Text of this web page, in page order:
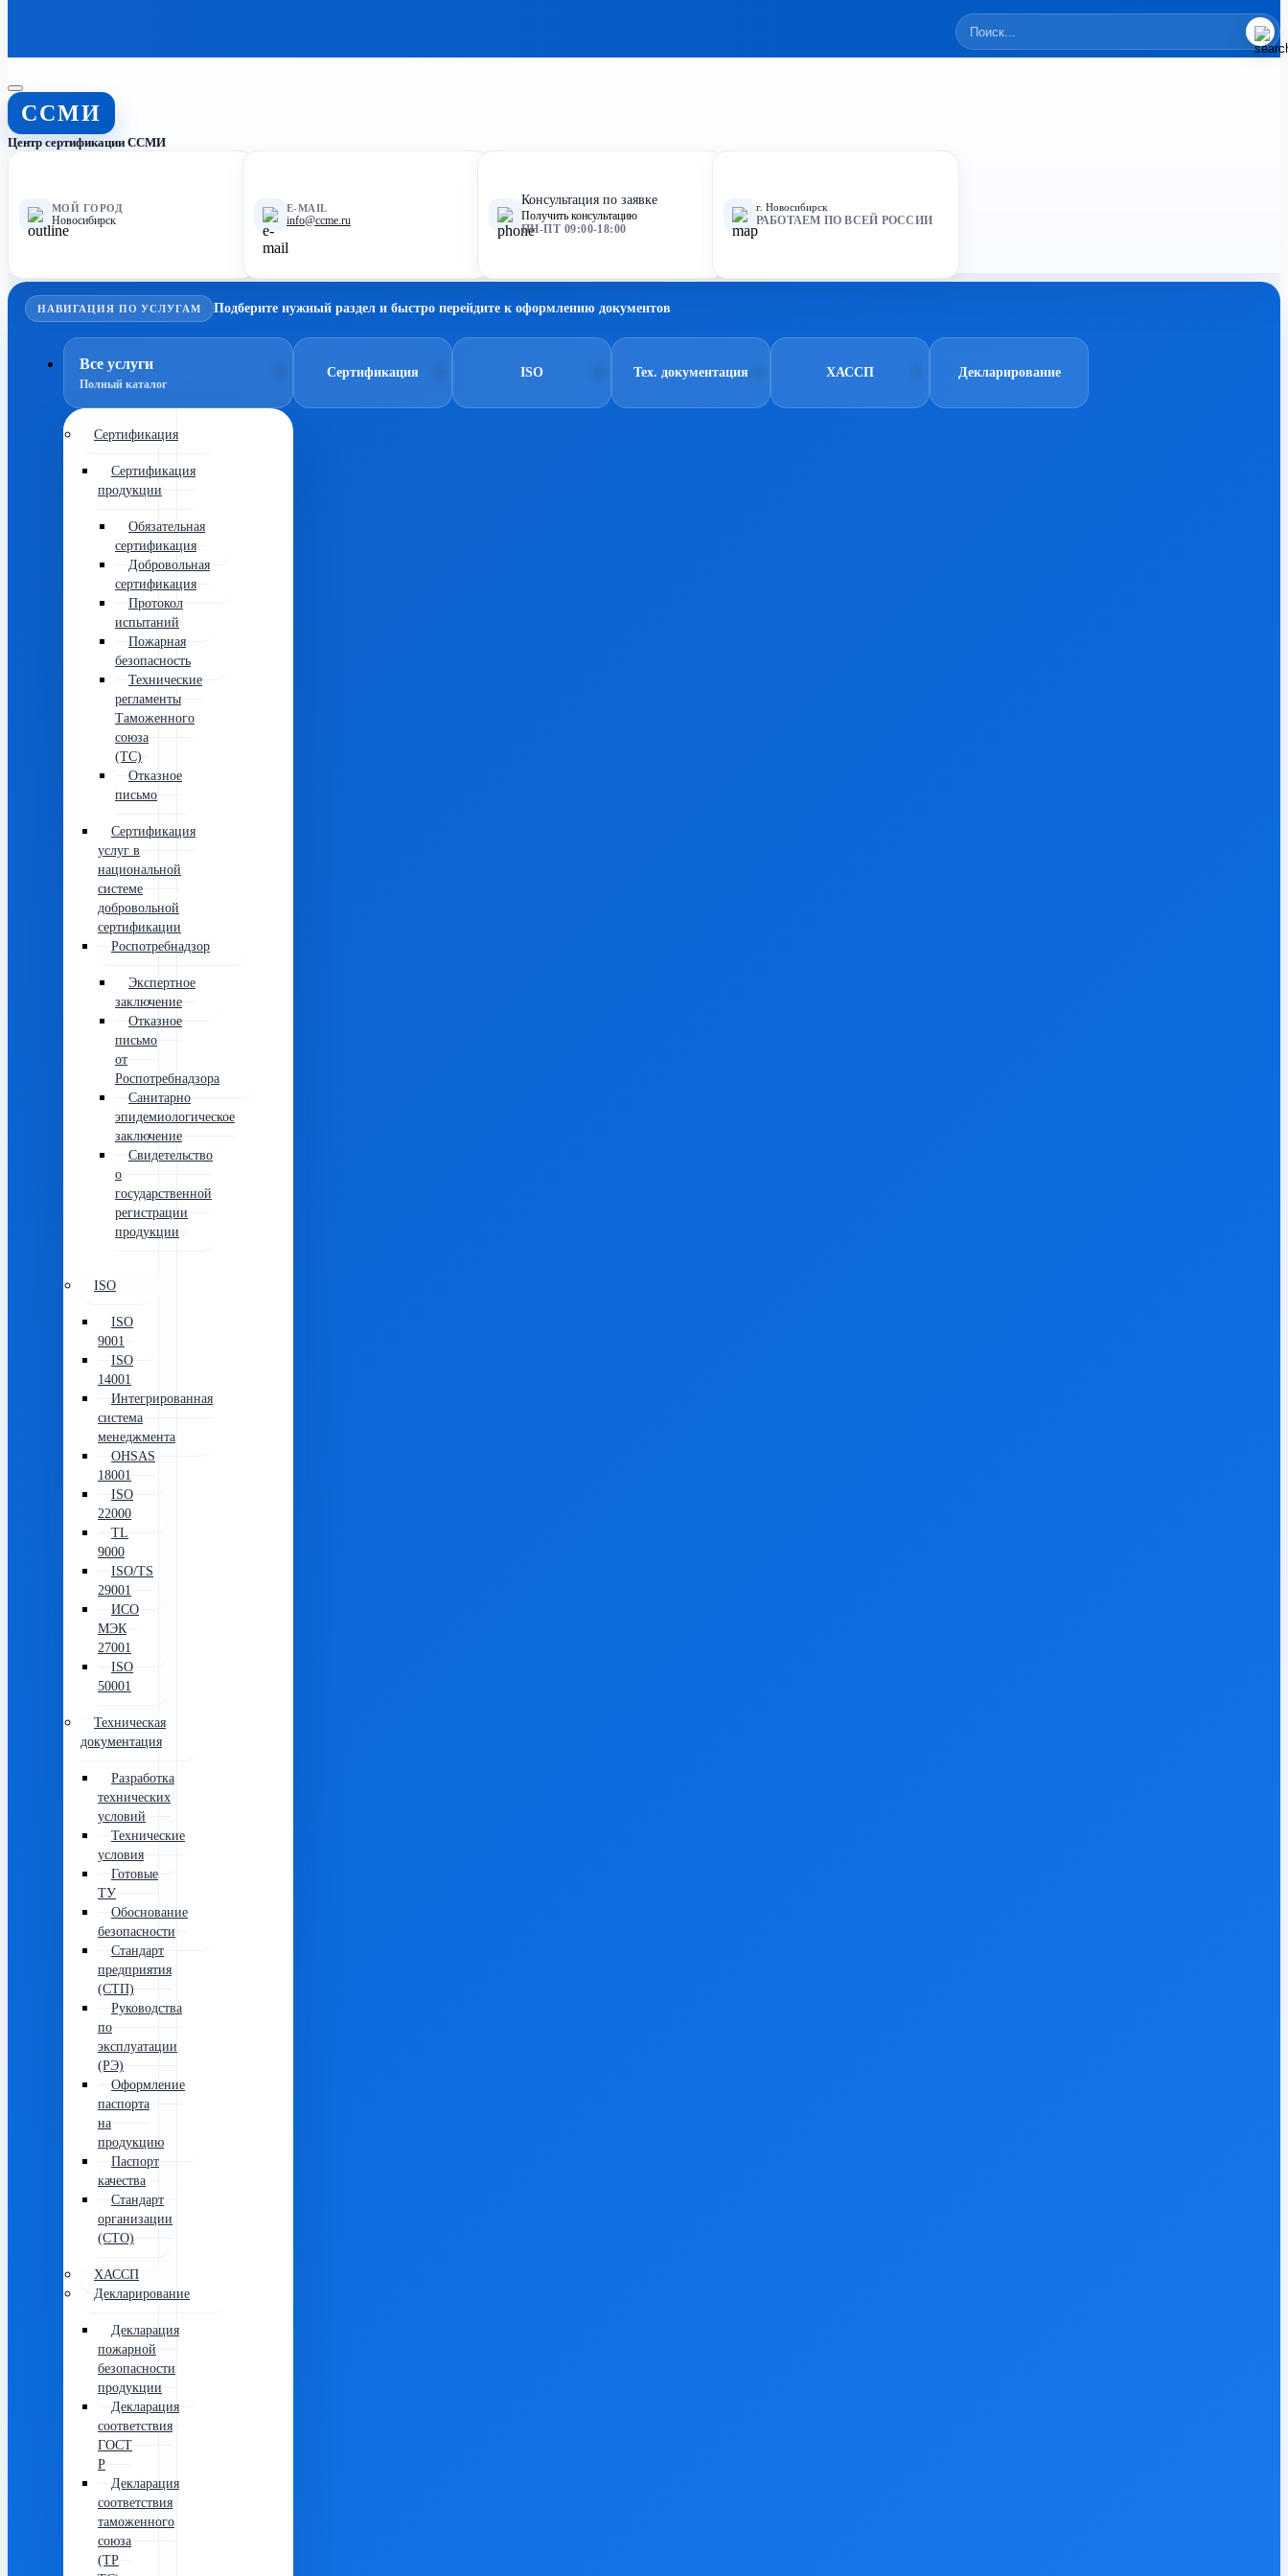
ССМИ
Центр сертификации ССМИ
МОЙ ГОРОД
Новосибирск
E-MAIL
info@ccme.ru
Консультация по заявке
Получить консультацию
ПН-ПТ 09:00-18:00
г. Новосибирск
РАБОТАЕМ ПО ВСЕЙ РОССИИ
НАВИГАЦИЯ ПО УСЛУГАМ Подберите нужный раздел и быстро перейдите к оформлению документов
Все услуги
Полный каталог
Сертификация
Сертификация
продукции
Обязательная
сертификация
Добровольная
сертификация
Протокол
испытаний
Пожарная
безопасность
Технические
регламенты
Таможенного
союза
(ТС)
Отказное
письмо
Сертификация
услуг в
национальной
системе
добровольной
сертификации
Роспотребнадзор
Экспертное
заключение
Отказное
письмо
от
Роспотребнадзора
Санитарно
эпидемиологическое
заключение
Свидетельство
о
государственной
регистрации
продукции
ISO
ISO
9001
ISO
14001
Интегрированная
система
менеджмента
OHSAS
18001
ISO
22000
TL
9000
ISO/TS
29001
ИСО
МЭК
27001
ISO
50001
Техническая
документация
Разработка
технических
условий
Технические
условия
Готовые
ТУ
Обоснование
безопасности
Стандарт
предприятия
(СТП)
Руководства
по
эксплуатации
(РЭ)
Оформление
паспорта
на
продукцию
Паспорт
качества
Стандарт
организации
(СТО)
ХАССП
Декларирование
Декларация
пожарной
безопасности
продукции
Декларация
соответствия
ГОСТ
Р
Декларация
соответствия
таможенного
союза
(ТР
Сертификация ISO Тех. документация ХАССП Декларирование